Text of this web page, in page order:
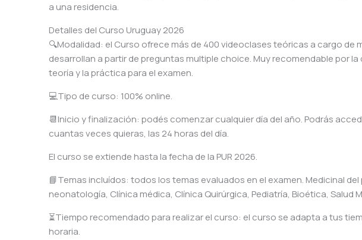
a una residencia.
Detalles del Curso Uruguay 2026
🔍Modalidad: el Curso ofrece más de 400 videoclases teóricas a cargo
desarrollan a partir de preguntas multiple choice. Muy recomendable por
teoría y la práctica para el examen.
💻Tipo de curso: 100% online.
📆Inicio y finalización: podés comenzar cualquier día del año. Podrás
cuantas veces quieras, las 24 horas del día.
El curso se extiende hasta la fecha de la PUR 2026.
📘Temas incluídos: todos los temas evaluados en el examen. Medicinal
neonatología, Clínica médica, Clínica Quirúrgica, Pediatría, Bioética, Salud
⏳Tiempo recomendado para realizar el curso: el curso se adapta a tus
horaria.